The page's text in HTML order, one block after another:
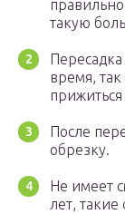
такую
время,
После
обрезку.
Не имеет
лет,